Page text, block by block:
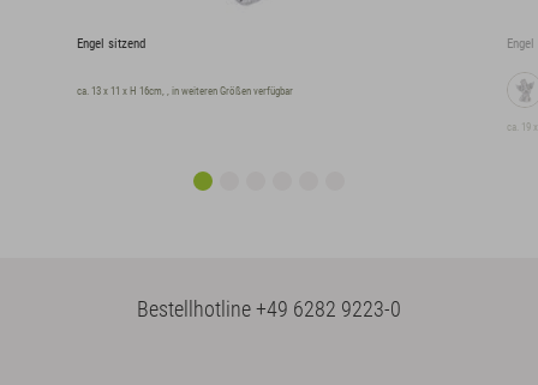
Engel sitzend
ca. 13 x 11 x H 16cm, , in weiteren Größen verfügbar
ca. 19
Bestellhotline+49 6282 9223-0